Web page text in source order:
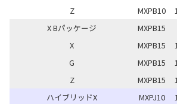
Z
MXPB10
X Bパッケージ
MXPB15
X
MXPB15
G
MXPB15
Z
MXPB15
ハイブリッドX
MXPJ10